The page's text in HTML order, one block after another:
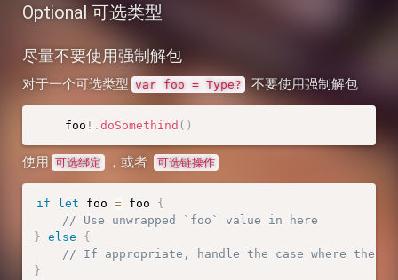
Optional 可选类型
尽量不要使用强制解包
对于一个可选类型 var foo = Type? 不要使用强制解包
    foo
! . doSomethind ( )
使用 可选绑定 ，或者 可选链操作
if let foo = foo {
// Use unwrapped `foo` value in here
} else
{
// If appropriate, handle the case where the
}